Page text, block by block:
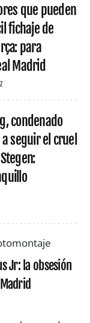
que pueden
fichaje de
para
Madrid
condenado
seguir el cruel
Jr: la obsesión